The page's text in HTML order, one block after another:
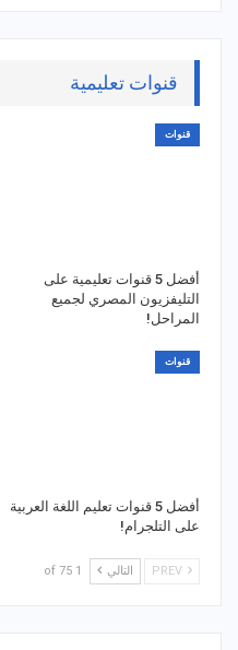
قنوات تعليمية
قنوات
أفضل 5 قنوات تعليمية على
التليفزيون المصري لجميع
المراحل!
قنوات
أفضل 5 قنوات تعليم اللغة العربية
على التلجرام!
التالي 1 of 75